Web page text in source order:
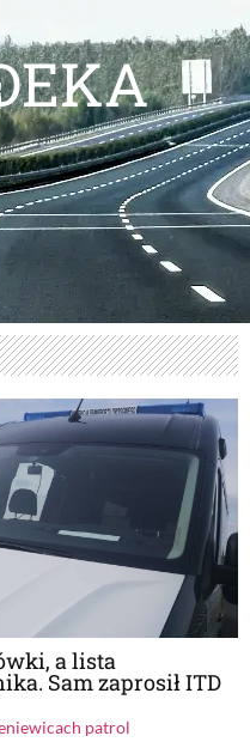
a lista
Sam zaprosił ITD
patrol